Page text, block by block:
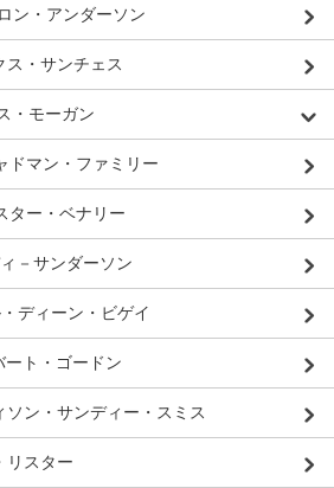
ン・アンダーソン
ス・サンチェス
・モーガン
ドマン・ファミリー
ター・ベナリー
－サンダーソン
ディーン・ビゲイ
ート・ゴードン
ソン・サンディー・スミス
リスター